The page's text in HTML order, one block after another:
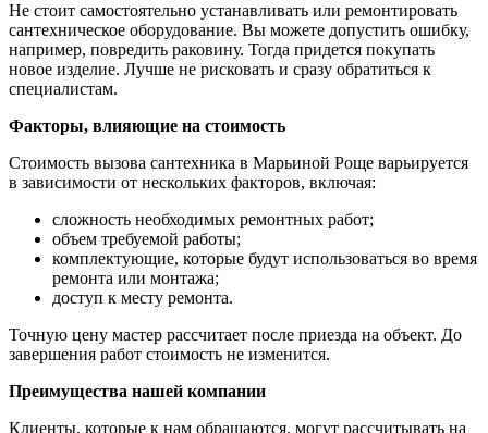
Не стоит самостоятельно устанавливать или ремонтировать
сантехническое оборудование. Вы можете допустить ошибку,
например, повредить раковину. Тогда придется покупать
новое изделие. Лучше не рисковать и сразу обратиться к
специалистам.
Факторы, влияющие на стоимость
Стоимость вызова сантехника в Марьиной Роще варьируется
в зависимости от нескольких факторов, включая:
сложность необходимых ремонтных работ;
объем требуемой работы;
комплектующие, которые будут использоваться во время
ремонта или монтажа;
доступ к месту ремонта.
Точную цену мастер рассчитает после приезда на объект. До
завершения работ стоимость не изменится.
Преимущества нашей компании
Клиенты, которые к нам обращаются, могут рассчитывать на